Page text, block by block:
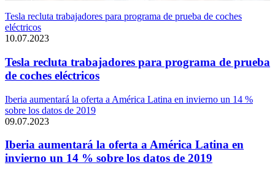
Tesla recluta trabajadores para programa de prueba de coches
eléctricos
10.07.2023
Tesla recluta trabajadores para programa de prueba
de coches eléctricos
Iberia aumentará la oferta a América Latina en invierno un 14 %
sobre los datos de 2019
09.07.2023
Iberia aumentará la oferta a América Latina en
invierno un 14 % sobre los datos de 2019